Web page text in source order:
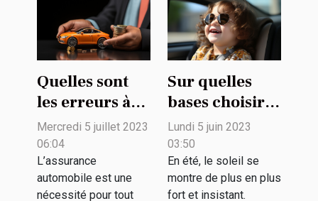
Quelles sont
les erreurs à
éviter lors de
la souscription
d'une
assurance
Mercredi 5 juillet 2023
06:04
L’assurance
automobile est une
nécessité pour tout
Sur quelles
bases choisir
un pare-soleil
voiture bébé ?
Lundi 5 juin 2023
03:50
En été, le soleil se
montre de plus en plus
fort et insistant.